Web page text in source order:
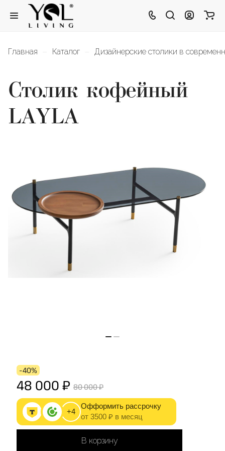
Главная Каталог Дизайнерские столики в
Столик кофейный
LAYLA
-40%
48 000 ₽ 80 000 ₽
+4
Офформить рассрочку
от 3500 ₽ в месяц
В корзину